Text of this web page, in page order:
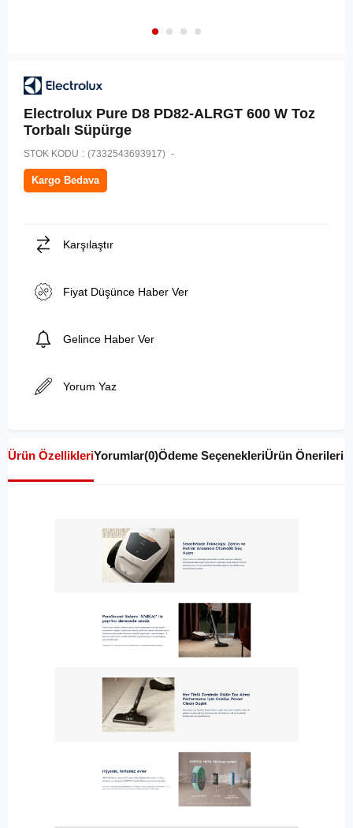
Electrolux Pure D8 PD82-ALRGT 600 W Toz
Torbalı Süpürge
STOK KODU (7332543693917)
Kargo Bedava
Karşılaştır
Fiyat Düşünce Haber Ver
Gelince Haber Ver
Yorum Yaz
Ürün ÖzellikleriYorumlar(0)Ödeme SeçenekleriÜrün Önerileri